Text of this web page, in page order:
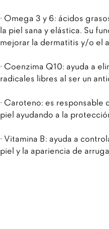
· Omega 3 y 6: ácidos
la piel sana y elástica. Su
mejorar la dermatitis y/o el
· Coenzima Q10: ayuda a
radicales libres al ser un
· Caroteno: es responsable
piel ayudando a la
· Vitamina B: ayuda a
piel y la apariencia de